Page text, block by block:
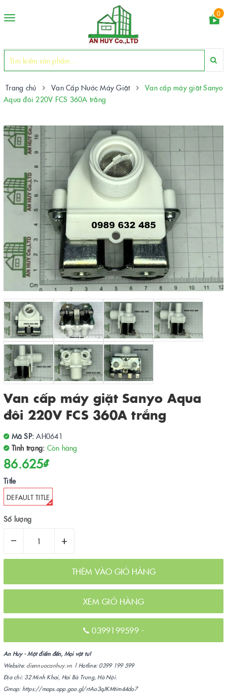
Toggle
0
Trang chủ Van Cấp Nước Máy Giặt
Van cấp máy giặt Sanyo
Aqua đôi 220V FCS 360A trắng
Van cấp máy giặt Sanyo Aqua
đôi 220V FCS 360A trắng
Mã SP: AH0641
Tình trạng: Còn hàng
86.625₫
Title
DEFAULT TITLE
Số lượng
– +
THÊM VÀO GIỎ HÀNG
XEM GIỎ HÀNG
0399199599 -
An Huy - Một điểm đến, Mọi vật tư!
Website: diennuocanhuy.vn | Hotline: 0399 199 599
Địa chỉ: 32 Minh Khai, Hai Bà Trưng, Hà Nội.
Gmap: https://maps.app.goo.gl/rtAo3qJKMtim44do7